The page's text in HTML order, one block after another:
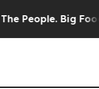
Big Food’s